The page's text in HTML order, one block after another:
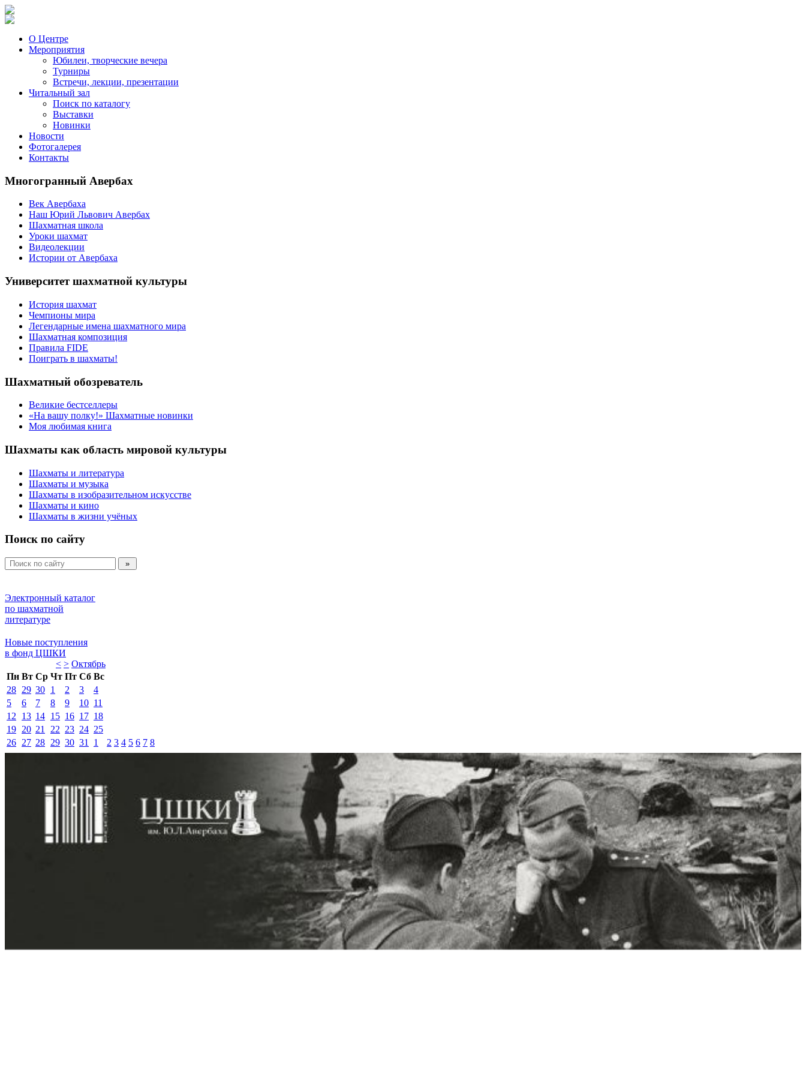
О Центре
Мероприятия
Юбилеи, творческие вечера
Турниры
Встречи, лекции, презентации
Читальный зал
Поиск по каталогу
Выставки
Новинки
Новости
Фотогалерея
Контакты
Многогранный Авербах
Век Авербаха
Наш Юрий Львович Авербах
Шахматная школа
Уроки шахмат
Видеолекции
Истории от Авербаха
Университет шахматной культуры
История шахмат
Чемпионы мира
Легендарные имена шахматного мира
Шахматная композиция
Правила FIDE
Поиграть в шахматы!
Шахматный обозреватель
Великие бестселлеры
«На вашу полку!» Шахматные новинки
Моя любимая книга
Шахматы как область мировой культуры
Шахматы и литература
Шахматы и музыка
Шахматы в изобразительном искусстве
Шахматы и кино
Шахматы в жизни учёных
Поиск по сайту
Электронный каталог
по шахматной
литературе
Новые поступления
в фонд ЦШКИ
< > Октябрь
Пн Вт Ср Чт Пт Сб Вс
28 29 30 1 2 3
4
5
6 7 8 9 10 11
12
13 14 15 16 17 18
19 20 21 22 23 24 25
26 27 28 29 30 31 1 2 3 4 5 6 7 8